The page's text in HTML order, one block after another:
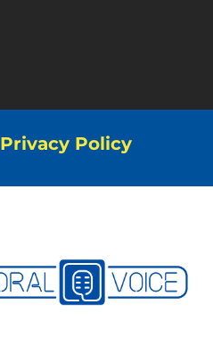
Privacy Policy